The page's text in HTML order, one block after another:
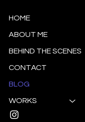
Esra Güzel Tanrıverdi
HOME
ABOUT ME
BEHIND THE SCENES
CONTACT